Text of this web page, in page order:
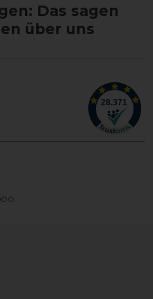
Das sagen
über uns